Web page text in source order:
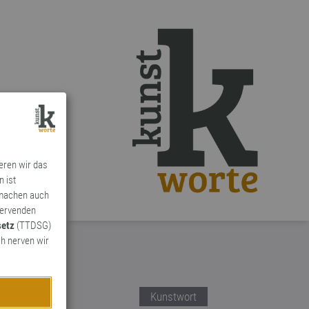
wir das
ist
auch
(TTDSG)
nerven wir
Kunstwort